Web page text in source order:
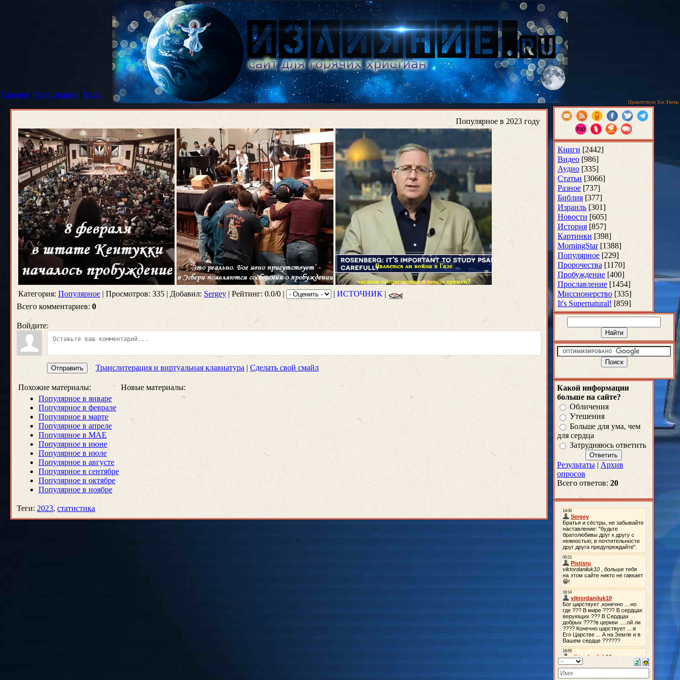
Главная | Регистрация | Вход
Приветствую Вас Гость
Популярное в 2023 году
Категория: Популярное | Просмотров: 335 | Добавил: Sergey | Рейтинг: 0.0/0 | | ИСТОЧНИК |
Всего комментариев: 0
Войдите:
Отправить Транслитерация и виртуальная клавиатура | Сделать свой смайл
Похожие материалы:
Новые материалы:
Популярное в январе
Популярное в феврале
Популярное в марте
Популярное в апреле
Популярное в МАЕ
Популярное в июне
Популярное в июле
Популярное в августе
Популярное в сентябре
Популярное в октябре
Популярное в ноябре
Теги: 2023, статистика
Книги [2442]
Видео [986]
Аудио [335]
Статьи [3066]
Разное [737]
Библия [377]
Израиль [301]
Новости [605]
История [857]
Картинки [398]
MorningStar [1388]
Популярное [229]
Пророчества [1170]
Пробуждение [400]
Прославление [1454]
Миссионерство [335]
It's Supernatural! [859]
Какой информации
больше на сайте?
Обличения
Утешения
Больше для ума, чем
для сердца
Затрудняюсь ответить
Результаты | Архив
опросов
Всего ответов: 20